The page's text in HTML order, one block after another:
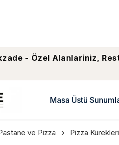
- Özel Alanlariniz,
Masa Üstü
ve Pizza Pizza Kürekleri